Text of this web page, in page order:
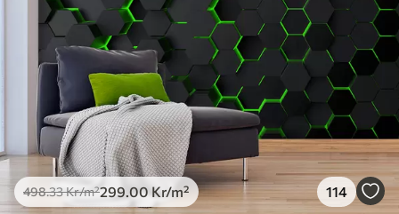
Premiumvinyl
725.00 435.00Kr
Peel and Stick
900.00540.00Kr/m²
498.33Kr/m²299 .00 Kr/m² 114